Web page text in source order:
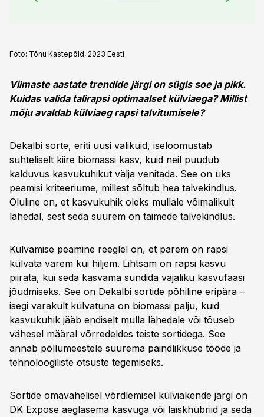
Foto: Tõnu Kastepõld, 2023 Eesti
Viimaste aastate trendide järgi on sügis soe ja pikk.
Kuidas valida talirapsi optimaalset külviaega? Millist
mõju avaldab külviaeg rapsi talvitumisele?
Dekalbi sorte, eriti uusi valikuid, iseloomustab
suhteliselt kiire biomassi kasv, kuid neil puudub
kalduvus kasvukuhikut välja venitada. See on üks
peamisi kriteeriume, millest sõltub hea talvekindlus.
Oluline on, et kasvukuhik oleks mullale võimalikult
lähedal, sest seda suurem on taimede talvekindlus.
Külvamise peamine reeglel on, et parem on rapsi
külvata varem kui hiljem. Lihtsam on rapsi kasvu
piirata, kui seda kasvama sundida vajaliku kasvufaasi
jõudmiseks. See on Dekalbi sortide põhiline eripära –
isegi varakult külvatuna on biomassi palju, kuid
kasvukuhik jääb endiselt mulla lähedale või tõuseb
vähesel määral võrredeldes teiste sortidega. See
annab põllumeestele suurema paindlikkuse tööde ja
tehnoloogiliste otsuste tegemiseks.
Sortide omavahelisel võrdlemisel külviakende järgi on
DK Expose aeglasema kasvuga või laiskhübriid ja seda